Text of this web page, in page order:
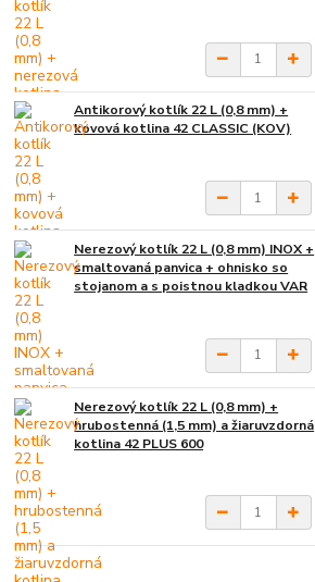
Antikorový kotlík 22 L (0,8 mm) +
kovová kotlina 42 CLASSIC (KOV)
Nerezový kotlík 22 L (0,8 mm) INOX +
smaltovaná panvica + ohnisko so
stojanom a s poistnou kladkou VAR
Nerezový kotlík 22 L (0,8 mm) +
hrubostenná (1,5 mm) a žiaruvzdorná
kotlina 42 PLUS 600